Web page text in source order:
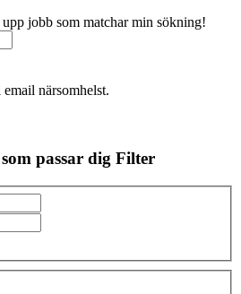
jobb som matchar min sökning!
närsomhelst.
passar dig Filter